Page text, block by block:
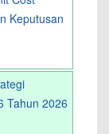
Keputusan
Tahun 2026